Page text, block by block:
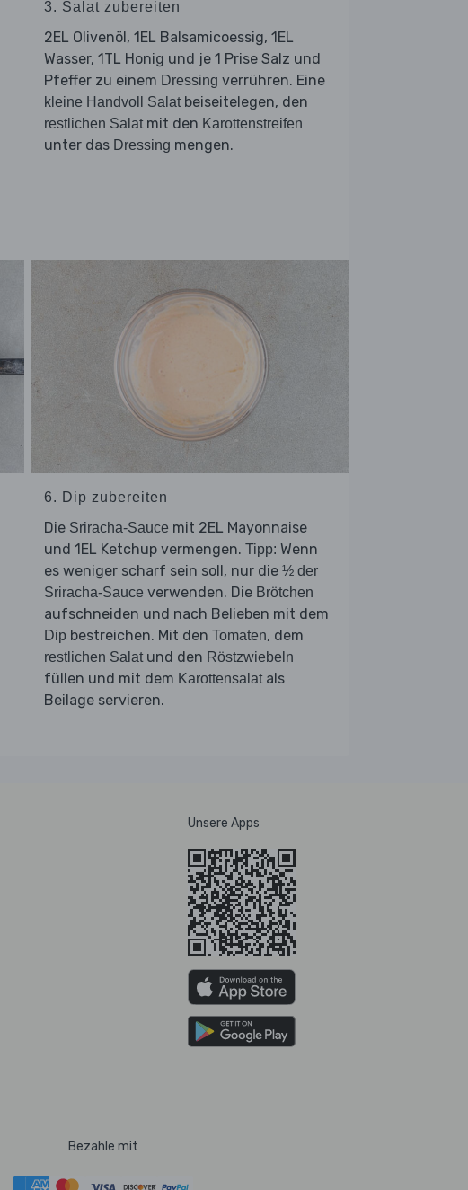
3. Salat zubereiten
2EL Olivenöl, 1EL Balsamicoessig, 1EL
Wasser, 1TL Honig und je 1 Prise Salz und
Pfeffer zu einem Dressing verrühren. Eine
kleine Handvoll Salatbeiseitelegen, den
restlichen Salatmit den Karottenstreifen
unter das Dressing mengen.
6. Dip zubereiten
Die Sriracha-Sauce mit 2EL Mayonnaise
und 1EL Ketchup vermengen. Tipp: Wenn
es weniger scharf sein soll, nur die ½ der
Sriracha-Sauce verwenden. Die Brötchen
aufschneiden und nach Belieben mit dem
Dip bestreichen. Mit den Tomaten, dem
restlichen Salat und den Röstzwiebeln
füllen und mit dem Karottensalat als
Beilage servieren.
Unsere Apps
Bezahle mit